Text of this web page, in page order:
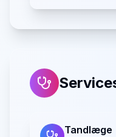
Tandlæge